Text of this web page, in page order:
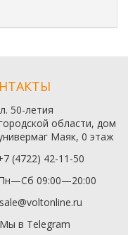
50-летия
области, дом
Маяк, 0 этаж
(4722) 42-11-50
09:00—20:00
sale@voltonline.ru
Мы в Telegram